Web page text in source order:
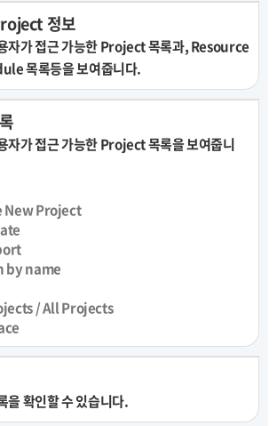
정보
자가 접근 가능한 Project 목록과, Resource
목록등을 보여줍니다.
자가 접근 가능한 Project 목록을 보여줍니
New Project
by name
/ All Projects
을 확인할 수 있습니다.